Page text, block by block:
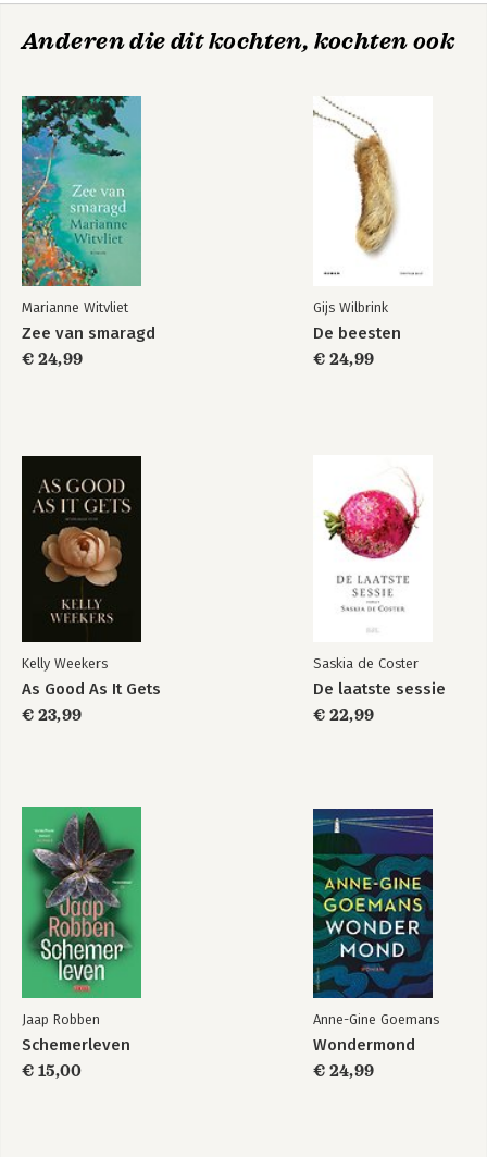
Anderen die dit kochten, kochten ook
Marianne Witvliet
Zee van smaragd
€ 24,99
Gijs Wilbrink
De beesten
€ 24,99
Kelly Weekers
As Good As It Gets
€ 23,99
Saskia de Coster
De laatste sessie
€ 22,99
Jaap Robben
Schemerleven
€ 15,00
Anne-Gine Goemans
Wondermond
€ 24,99